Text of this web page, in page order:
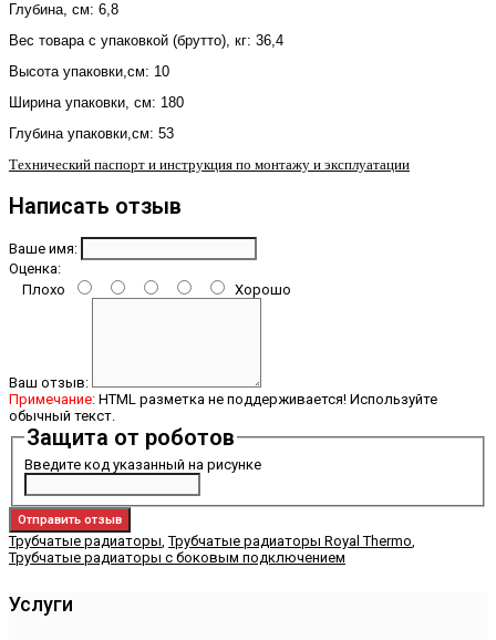
Глубина, см: 6,8
Вес товара с упаковкой (брутто), кг: 36,4
Высота упаковки,см: 10
Ширина упаковки, см: 180
Глубина упаковки,см: 53
Технический паспорт и инструкция по монтажу и эксплуатации
Написать отзыв
Ваше имя:
Оценка:
Плохо
Хорошо
Ваш отзыв:
Примечание: HTML разметка не поддерживается! Используйте
обычный текст.
Защита от роботов
Введите код указанный на рисунке
Отправить отзыв
Трубчатые радиаторы,Трубчатые радиаторы Royal Thermo,
Трубчатые радиаторы с боковым подключением
Услуги